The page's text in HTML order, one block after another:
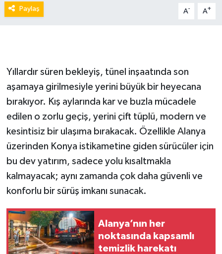
Paylaş A- A+
Yıllardır süren bekleyiş, tünel inşaatında son
aşamaya girilmesiyle yerini büyük bir heyecana
bırakıyor. Kış aylarında kar ve buzla mücadele
edilen o zorlu geçiş, yerini çift tüplü, modern ve
kesintisiz bir ulaşıma bırakacak. Özellikle Alanya
üzerinden Konya istikametine giden sürücüler için
bu dev yatırım, sadece yolu kısaltmakla
kalmayacak; aynı zamanda çok daha güvenli ve
konforlu bir sürüş imkanı sunacak.
Alanya’nın her
noktasında kapsamlı
temizlik harekatı